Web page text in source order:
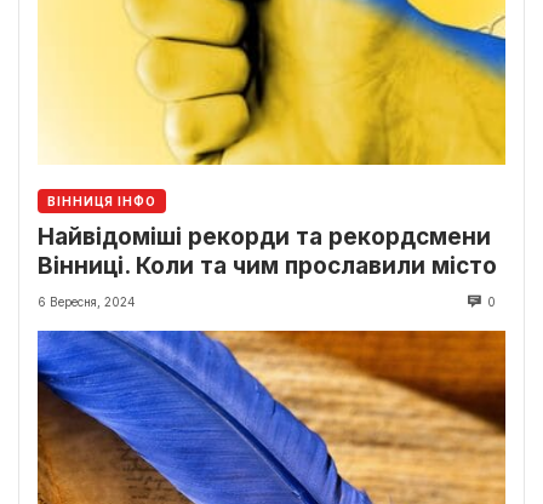
ВІННИЦЯ ІНФО
Найвідоміші рекорди та рекордсмени
Вінниці. Коли та чим прославили місто
6 Вересня, 2024 0